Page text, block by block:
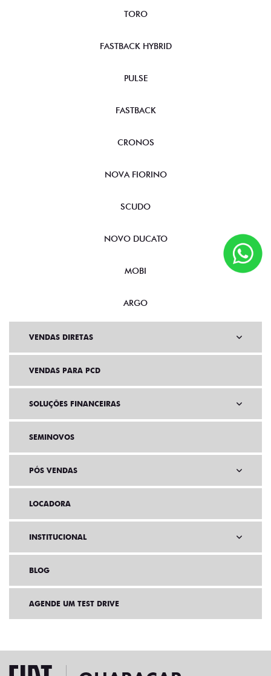
TORO
FASTBACK HYBRID
PULSE
FASTBACK
CRONOS
NOVA FIORINO
SCUDO
NOVO DUCATO
MOBI
ARGO
VENDAS DIRETAS
VENDAS PARA PCD
SOLUÇÕES FINANCEIRAS
SEMINOVOS
PÓS VENDAS
LOCADORA
INSTITUCIONAL
BLOG
AGENDE UM TEST DRIVE